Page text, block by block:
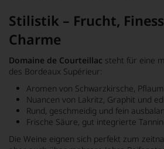
Stilistik – Frucht,
Charme
Domaine de Courteillac steht für eine
des Bordeaux Supérieur:
Aromen von Schwarzkirsche,
Nuancen von Lakritz, Graphit und
Rund, geschmeidig und fein
Frische Säure, gut integrierte
Die Weine eignen sich perfekt zum